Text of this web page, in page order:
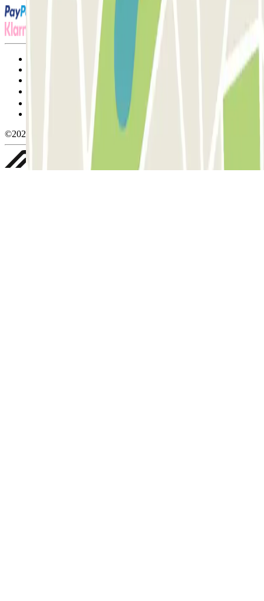
Termos de utilização e contratação
Condições de cancelamento
Política de cookies
Política de privacidade
©2026 Parclick. All rights reserved